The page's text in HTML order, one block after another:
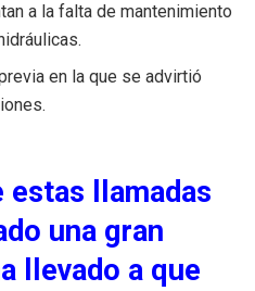
a la falta de mantenimiento
en la que se advirtió
estas llamadas
una gran
llevado a que